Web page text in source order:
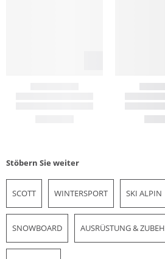
Stöbern Sie weiter
SCOTT WINTERSPORT SKI ALPIN
SNOWBOARD AUSRÜSTUNG &